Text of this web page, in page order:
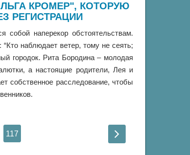
КРОМЕР", КОТОРУЮ
РЕГИСТРАЦИИ
собой наперекор обстоятельствам.
наблюдает ветер, тому не сеять;
городок. Рита Бородина – молодая
а настоящие родители, Лея и
собственное расследование, чтобы
117